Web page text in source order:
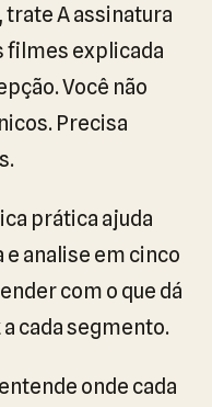
trate A assinatura
filmes explicada
Você não
Precisa
prática ajuda
e analise em cinco
com o que dá
cada segmento.
onde cada